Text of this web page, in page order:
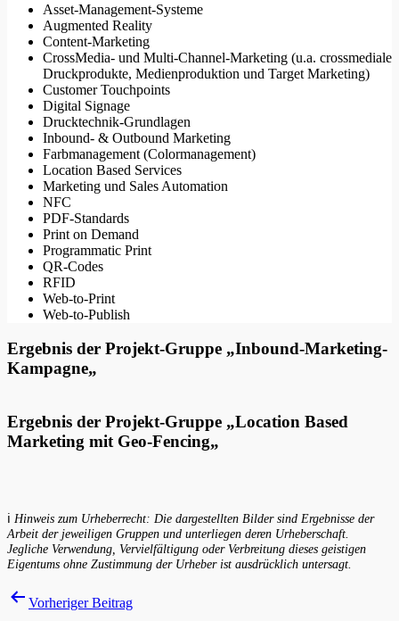
Asset-Management-Systeme
Augmented Reality
Content-Marketing
CrossMedia- und Multi-Channel-Marketing (u.a. crossmediale
Druckprodukte, Medienproduktion und Target Marketing)
Customer Touchpoints
Digital Signage
Drucktechnik-Grundlagen
Inbound- & Outbound Marketing
Farbmanagement (Colormanagement)
Location Based Services
Marketing und Sales Automation
NFC
PDF-Standards
Print on Demand
Programmatic Print
QR-Codes
RFID
Web-to-Print
Web-to-Publish
Ergebnis der Projekt-Gruppe „Inbound-Marketing-
Kampagne„
Ergebnis der Projekt-Gruppe „Location Based
Marketing mit Geo-Fencing„
ℹ️ Hinweis zum Urheberrecht: Die dargestellten Bilder sind Ergebnisse der
Arbeit der jeweiligen Gruppen und unterliegen deren Urheberschaft.
Jegliche Verwendung, Vervielfältigung oder Verbreitung dieses geistigen
Eigentums ohne Zustimmung der Urheber ist ausdrücklich untersagt.
Beitragsnavigation
Vorheriger Beitrag